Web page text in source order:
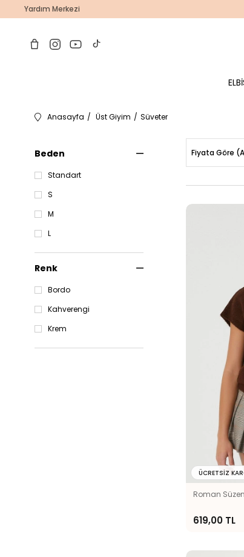
Yardım Merkezi
Anasayfa Üst Giyim Süveter
Beden
Standart
S
M
L
Renk
Bordo
Kahverengi
Krem
Fiyata Göre
Roman
619,00 TL
ÜCRETSIZ